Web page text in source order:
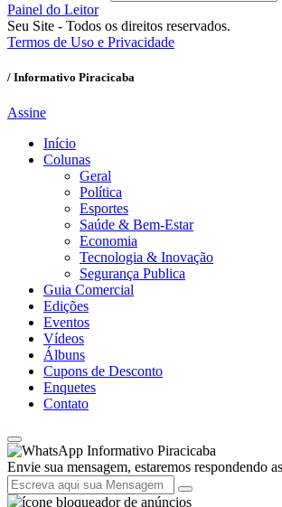
Painel do Leitor
Seu Site - Todos os direitos reservados.
Termos de Uso e Privacidade
/ Informativo Piracicaba
Assine
Início
Colunas
Geral
Política
Esportes
Saúde & Bem-Estar
Economia
Tecnologia & Inovação
Segurança Publica
Guia Comercial
Edições
Eventos
Vídeos
Álbuns
Cupons de Desconto
Enquetes
Contato
Informativo Piracicaba
Envie sua mensagem, estaremos respondendo